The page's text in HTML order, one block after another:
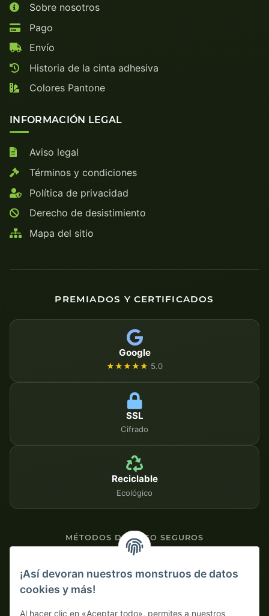
Sobre nosotros
Pago
Envío
Historia de la cinta adhesiva
Colores Pantone
INFORMACIÓN LEGAL
Aviso legal
Términos y condiciones
Política de privacidad
Derecho de desistimiento
Mapa del sitio
PREMIADOS Y CERTIFICADOS
Google
★★★★★ 5.0
SSL
Cifrado
Reciclable
Ecológico
MÉTODOS DE PAGO SEGUROS
Pago por adelantado con descuento
¡Así devoran nuestros monstruos de datos
cookies y más!
Al hacer clic en «Aceptar todo», permites a nuestros